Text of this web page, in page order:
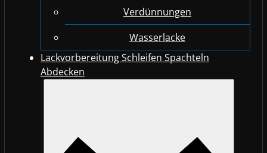
Verdünnungen
Wasserlacke
Lackvorbereitung Schleifen Spachteln
Abdecken